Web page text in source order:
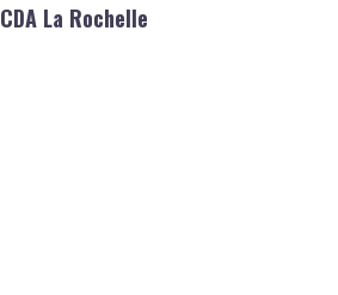
CDA La Rochelle